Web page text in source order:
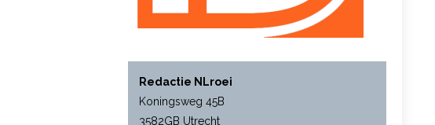
Redactie NLroei
Koningsweg 45B
3582GB Utrecht